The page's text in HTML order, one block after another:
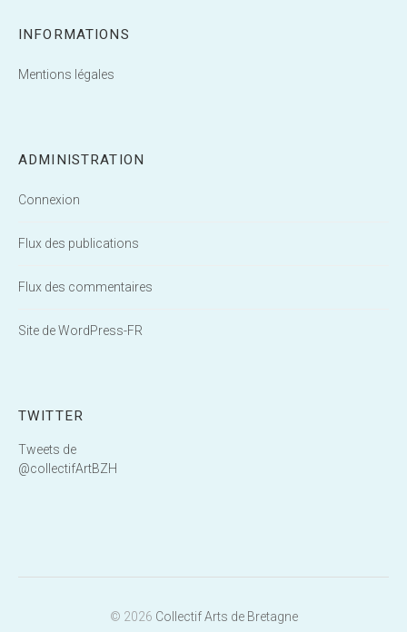
INFORMATIONS
Mentions légales
ADMINISTRATION
Connexion
Flux des publications
Flux des commentaires
Site de WordPress-FR
TWITTER
Tweets de
@collectifArtBZH
© 2026 Collectif Arts de Bretagne